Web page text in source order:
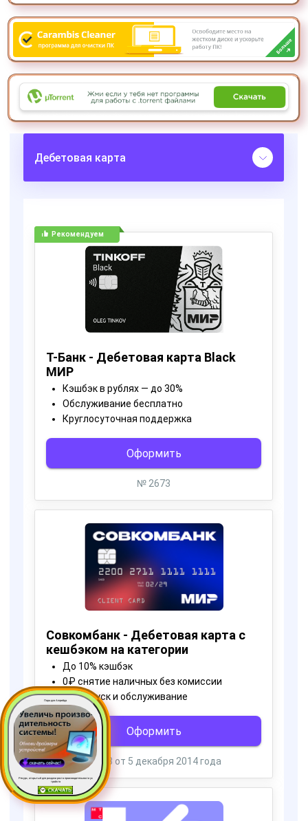
Пора для Апгрейда
Ресурс, открытый для раздачи роста производительности ус
тройств